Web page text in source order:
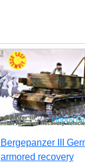
Bergepanzer III
armored recovery